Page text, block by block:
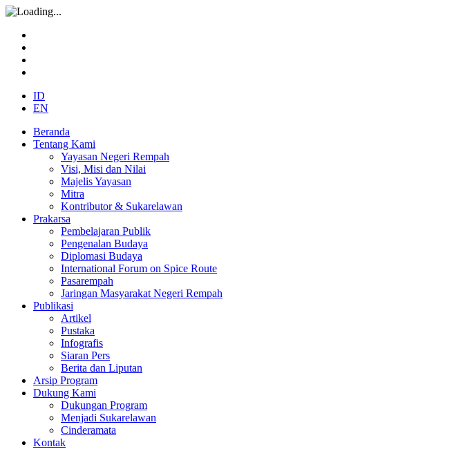
ID
EN
Beranda
Tentang Kami
Yayasan Negeri Rempah
Visi, Misi dan Nilai
Majelis Yayasan
Mitra
Kontributor & Sukarelawan
Prakarsa
Pembelajaran Publik
Pengenalan Budaya
Diplomasi Budaya
International Forum on Spice Route
Pasarempah
Jaringan Masyarakat Negeri Rempah
Publikasi
Artikel
Pustaka
Infografis
Siaran Pers
Berita dan Liputan
Arsip Program
Dukung Kami
Dukungan Program
Menjadi Sukarelawan
Cinderamata
Kontak